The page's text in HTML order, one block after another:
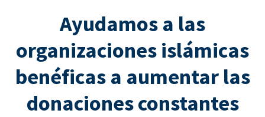
Ayudamos a las
organizaciones islámicas
benéficas a aumentar las
donaciones constantes